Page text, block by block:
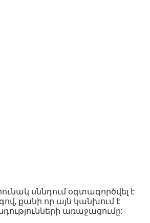
սննդում օգտագործվել է
քանի որ այն կանխում է
առաջացումը: